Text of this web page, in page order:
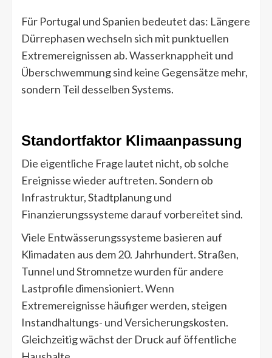
Für Portugal und Spanien bedeutet das: Längere
Dürrephasen wechseln sich mit punktuellen
Extremereignissen ab. Wasserknappheit und
Überschwemmung sind keine Gegensätze mehr,
sondern Teil desselben Systems.
Standortfaktor Klimaanpassung
Die eigentliche Frage lautet nicht, ob solche
Ereignisse wieder auftreten. Sondern ob
Infrastruktur, Stadtplanung und
Finanzierungssysteme darauf vorbereitet sind.
Viele Entwässerungssysteme basieren auf
Klimadaten aus dem 20. Jahrhundert. Straßen,
Tunnel und Stromnetze wurden für andere
Lastprofile dimensioniert. Wenn
Extremereignisse häufiger werden, steigen
Instandhaltungs- und Versicherungskosten.
Gleichzeitig wächst der Druck auf öffentliche